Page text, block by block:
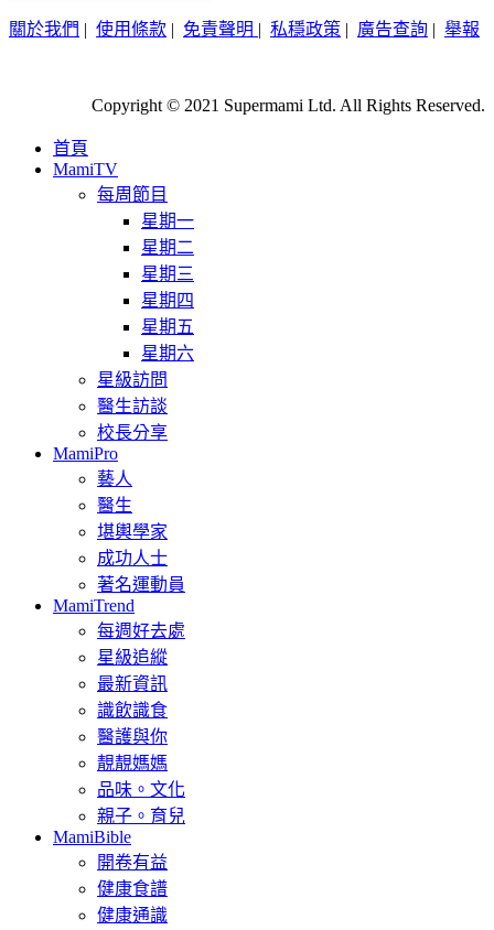
關於我們 | 使用條款 | 免責聲明 | 私穩政策 | 廣告查詢 | 舉報
Copyright © 2021 Supermami Ltd. All Rights Reserved.
首頁
MamiTV
每周節目
星期一
星期二
星期三
星期四
星期五
星期六
星級訪問
醫生訪談
校長分享
MamiPro
藝人
醫生
堪輿學家
成功人士
著名運動員
MamiTrend
每週好去處
星級追縱
最新資訊
識飲識食
醫護與你
靚靚媽媽
品味。文化
親子。育兒
MamiBible
開卷有益
健康食譜
健康通識